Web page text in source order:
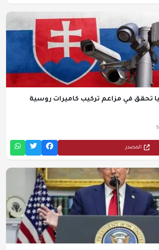
تحقق في مزاعم تركيب كاميرات روسية
المصدر